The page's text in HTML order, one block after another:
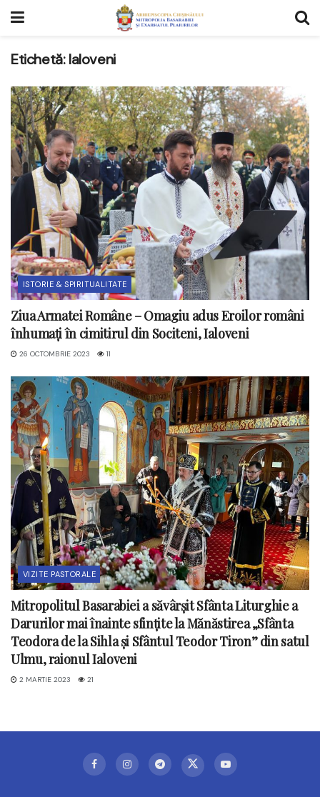
Etichetă:Ialoveni
ISTORIE & SPIRITUALITATE
Ziua Armatei Române – Omagiu adus Eroilor români
înhumați în cimitirul din Sociteni, Ialoveni
26 OCTOMBRIE 2023 11
VIZITE PASTORALE
Mitropolitul Basarabiei a săvârșit Sfânta Liturghie a
Darurilor mai înainte sfințite la Mănăstirea „Sfânta
Teodora de la Sihla și Sfântul Teodor Tiron” din satul
Ulmu, raionul Ialoveni
2 MARTIE 2023 21